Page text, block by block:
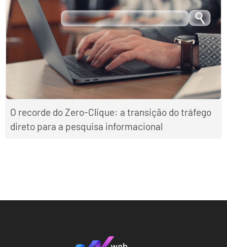
O recorde do Zero-Clique: a transição do tráfego
direto para a pesquisa informacional